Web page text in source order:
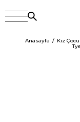
Anasayfa Kız